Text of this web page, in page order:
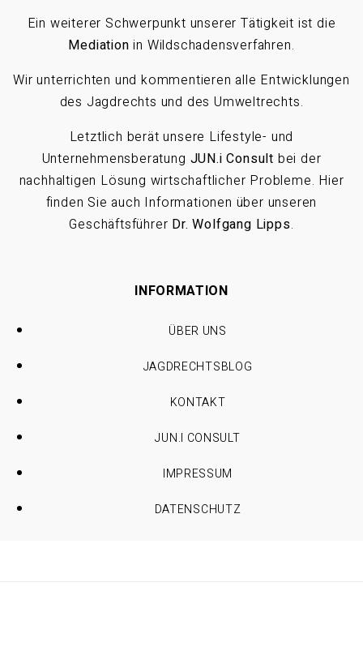
Ein weiterer Schwerpunkt unserer Tätigkeit ist die
Mediation in Wildschadensverfahren.
Wir unterrichten und kommentieren alle Entwicklungen
des Jagdrechts und des Umweltrechts.
Letztlich berät unsere Lifestyle- und
Unternehmensberatung JUN.i Consult bei der
nachhaltigen Lösung wirtschaftlicher Probleme. Hier
finden Sie auch Informationen über unseren
Geschäftsführer Dr. Wolfgang Lipps.
INFORMATION
ÜBER UNS
JAGDRECHTSBLOG
KONTAKT
JUN.I CONSULT
IMPRESSUM
DATENSCHUTZ